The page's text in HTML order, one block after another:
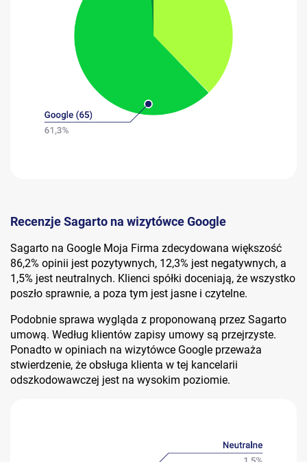
Recenzje Sagarto na wizytówce Google
Sagarto na Google Moja Firma zdecydowana większość
86,2% opinii jest pozytywnych, 12,3% jest negatywnych, a
1,5% jest neutralnych. Klienci spółki doceniają, że wszystko
poszło sprawnie, a poza tym jest jasne i czytelne.
Podobnie sprawa wygląda z proponowaną przez Sagarto
umową. Według klientów zapisy umowy są przejrzyste.
Ponadto w opiniach na wizytówce Google przeważa
stwierdzenie, że obsługa klienta w tej kancelarii
odszkodowawczej jest na wysokim poziomie.